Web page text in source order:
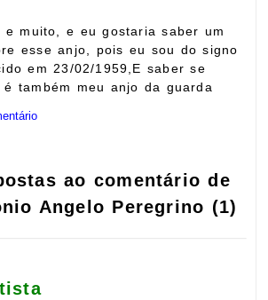
e muito, e eu gostaria saber um
esse anjo, pois eu sou do signo
em 23/02/1959,E saber se
é também meu anjo da guarda
ao comentário de
Angelo Peregrino (1)